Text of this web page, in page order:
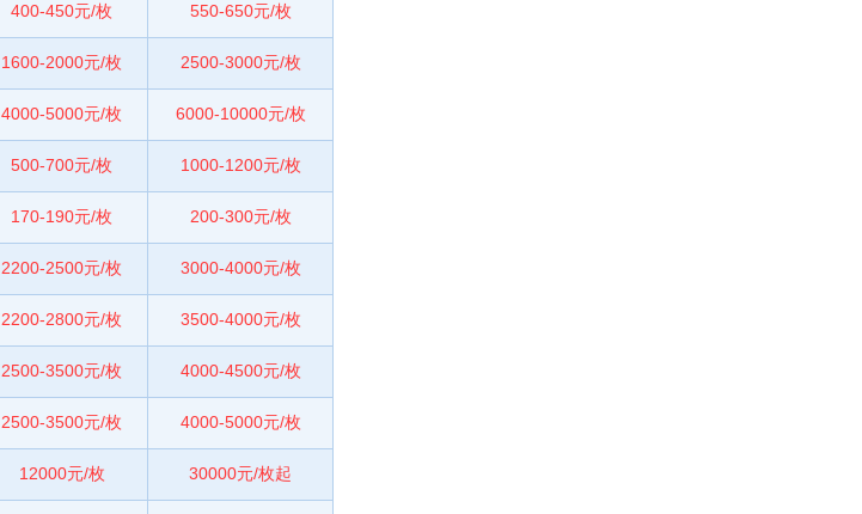
400-450元/枚 550-650元/枚
1600-2000元/枚 2500-3000元/枚
4000-5000元/枚 6000-10000元/枚
500-700元/枚 1000-1200元/枚
170-190元/枚 200-300元/枚
2200-2500元/枚 3000-4000元/枚
2200-2800元/枚 3500-4000元/枚
2500-3500元/枚 4000-4500元/枚
2500-3500元/枚 4000-5000元/枚
12000元/枚 30000元/枚起